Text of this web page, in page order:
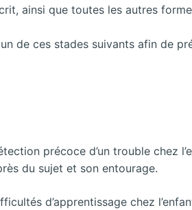
ainsi que toutes les autres
de ces stades suivants afin de
précoce d’un trouble chez
du sujet et son entourage.
d’apprentissage chez